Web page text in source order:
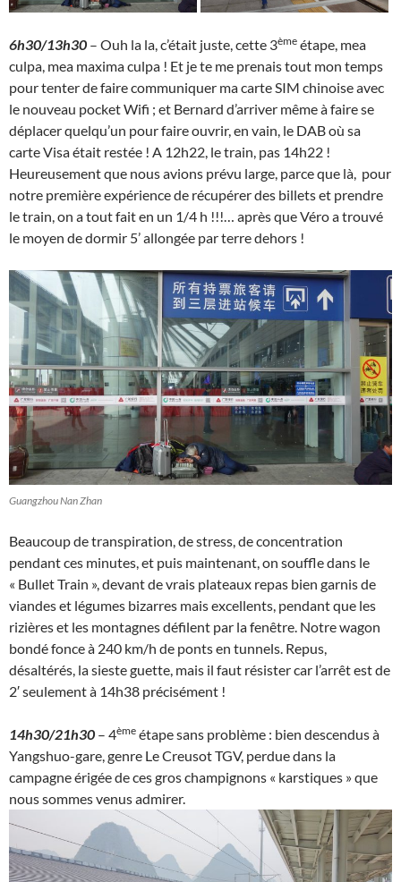
6h30/13h30 – Ouh la la, c’était juste, cette 3ème étape, mea
culpa, mea maxima culpa ! Et je te me prenais tout mon temps
pour tenter de faire communiquer ma carte SIM chinoise avec
le nouveau pocket Wifi ; et Bernard d’arriver même à faire se
déplacer quelqu’un pour faire ouvrir, en vain, le DAB où sa
carte Visa était restée ! A 12h22, le train, pas 14h22 !
Heureusement que nous avions prévu large, parce que là, pour
notre première expérience de récupérer des billets et prendre
le train, on a tout fait en un 1/4 h !!!… après que Véro a trouvé
le moyen de dormir 5’ allongée par terre dehors !
Guangzhou Nan Zhan
Beaucoup de transpiration, de stress, de concentration
pendant ces minutes, et puis maintenant, on souffle dans le
« Bullet Train », devant de vrais plateaux repas bien garnis de
viandes et légumes bizarres mais excellents, pendant que les
rizières et les montagnes défilent par la fenêtre. Notre wagon
bondé fonce à 240 km/h de ponts en tunnels. Repus,
désaltérés, la sieste guette, mais il faut résister car l’arrêt est de
2′ seulement à 14h38 précisément !
14h30/21h30 – 4ème étape sans problème : bien descendus à
Yangshuo-gare, genre Le Creusot TGV, perdue dans la
campagne érigée de ces gros champignons « karstiques » que
nous sommes venus admirer.